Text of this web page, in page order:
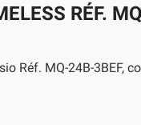
RÉF.
Réf. MQ-24B-3BEF,